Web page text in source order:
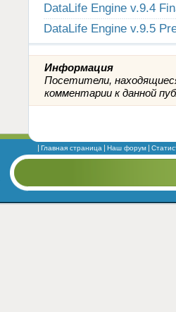
DataLife Engine v.9.4
DataLife Engine v.9.5
Информация
Посетители,
комментарии к данной
Главная страница Наш форум